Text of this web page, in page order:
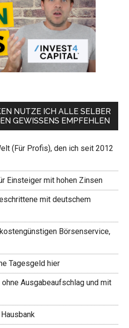
NUTZE ICH ALLE SELBER
GEWISSENS EMPFEHLEN
(Für Profis), den ich seit 2012
Einsteiger mit hohen Zinsen
mit deutschem
Börsenservice,
Tagesgeld hier
Ausgabeaufschlag und mit